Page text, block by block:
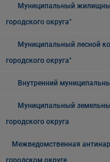
Муниципальный
городского округа"
Муниципальный лесной
городского округа"
Внутренний
Муниципальный
городского округа
Межведомственная
городском округе